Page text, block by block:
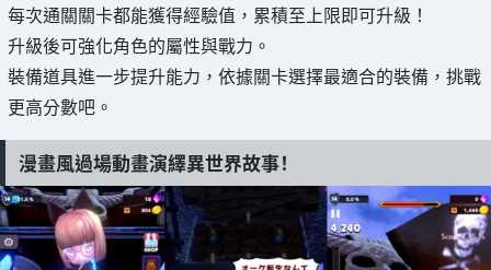
每次通關關卡都能獲得經驗值，累積至上限即可升級！
升級後可強化角色的屬性與戰力。
裝備道具進一步提升能力，依據關卡選擇最適合的裝備，挑戰
更高分數吧。
漫畫風過場動畫演繹異世界故事！